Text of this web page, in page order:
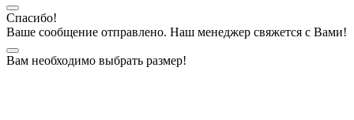
Спасибо!
Ваше сообщение отправлено. Наш менеджер свяжется с Вами!
Вам необходимо выбрать размер!